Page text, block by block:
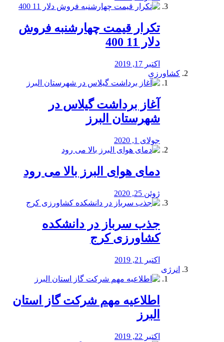
تکرار قیمت چهارشنبه فروش
دلار 11 400
اکتبر 17, 2019
کشاورزی
آغاز برداشت گیلاس در
شهرستان البرز
جولای 1, 2020
دمای هوای البرز بالا می رود
ژوئن 25, 2020
جذب سرباز در دانشکده
کشاورزی کرج
اکتبر 21, 2019
انرژی
️اطلاعیه مهم شرکت گاز استان
البرز
اکتبر 22, 2019